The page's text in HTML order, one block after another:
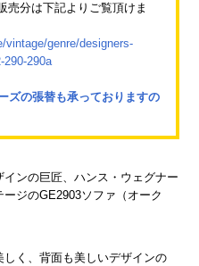
売分は下記よりご覧頂けま
vintage/genre/designers-
290-290a
ズの張替も承っておりますの
ンの巨匠、ハンス・ウェグナー
ジのGE2903ソファ（オーク
く、背面も美しいデザインの